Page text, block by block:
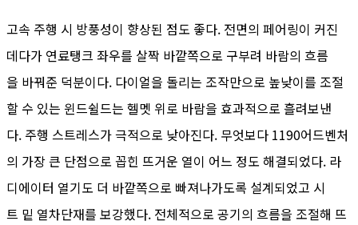
고속 주행 시 방풍성이 향상된 점도 좋다. 전면의 페어링이 커진
데다가 연료탱크 좌우를 살짝 바깥쪽으로 구부려 바람의 흐름
을 바꿔준 덕분이다. 다이얼을 돌리는 조작만으로 높낮이를 조절
할 수 있는 윈드쉴드는 헬멧 위로 바람을 효과적으로 흘려보낸
다. 주행 스트레스가 극적으로 낮아진다. 무엇보다 1190어드벤처
의 가장 큰 단점으로 꼽힌 뜨거운 열이 어느 정도 해결되었다. 라
디에이터 열기도 더 바깥쪽으로 빠져나가도록 설계되었고 시
트 밑 열차단재를 보강했다. 전체적으로 공기의 흐름을 조절해 뜨